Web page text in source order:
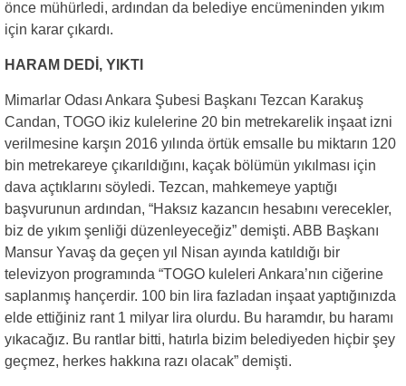
önce mühürledi, ardından da belediye encümeninden yıkım
için karar çıkardı.
HARAM DEDİ, YIKTI
Mimarlar Odası Ankara Şubesi Başkanı Tezcan Karakuş
Candan, TOGO ikiz kulelerine 20 bin metrekarelik inşaat izni
verilmesine karşın 2016 yılında örtük emsalle bu miktarın 120
bin metrekareye çıkarıldığını, kaçak bölümün yıkılması için
dava açtıklarını söyledi. Tezcan, mahkemeye yaptığı
başvurunun ardından, “Haksız kazancın hesabını verecekler,
biz de yıkım şenliği düzenleyeceğiz” demişti. ABB Başkanı
Mansur Yavaş da geçen yıl Nisan ayında katıldığı bir
televizyon programında “TOGO kuleleri Ankara’nın ciğerine
saplanmış hançerdir. 100 bin lira fazladan inşaat yaptığınızda
elde ettiğiniz rant 1 milyar lira olurdu. Bu haramdır, bu haramı
yıkacağız. Bu rantlar bitti, hatırla bizim belediyeden hiçbir şey
geçmez, herkes hakkına razı olacak” demişti.